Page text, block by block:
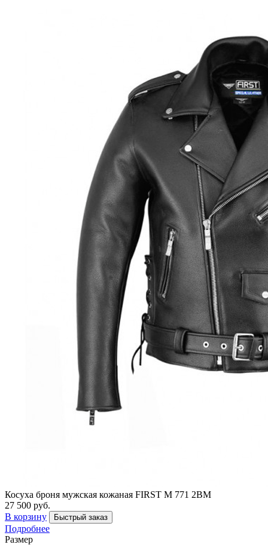
Косуха броня мужская кожаная FIRST М 771 2BM
27 500 руб.
В корзину
Быстрый заказ
Подробнее
Размер